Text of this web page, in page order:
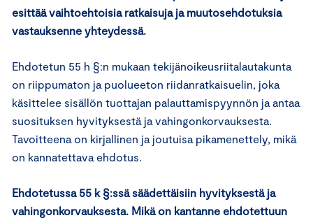
esittää vaihtoehtoisia ratkaisuja ja muutosehdotuksia
vastauksenne yhteydessä.
Ehdotetun 55 h §:n mukaan tekijänoikeusriitalautakunta
on riippumaton ja puolueeton riidanratkaisuelin, joka
käsittelee sisällön tuottajan palauttamispyynnön ja antaa
suosituksen hyvityksestä ja vahingonkorvauksesta.
Tavoitteena on kirjallinen ja joutuisa pikamenettely, mikä
on kannatettava ehdotus.
Ehdotetussa 55 k §:ssä säädettäisiin hyvityksestä ja
vahingonkorvauksesta. Mikä on kantanne ehdotettuun